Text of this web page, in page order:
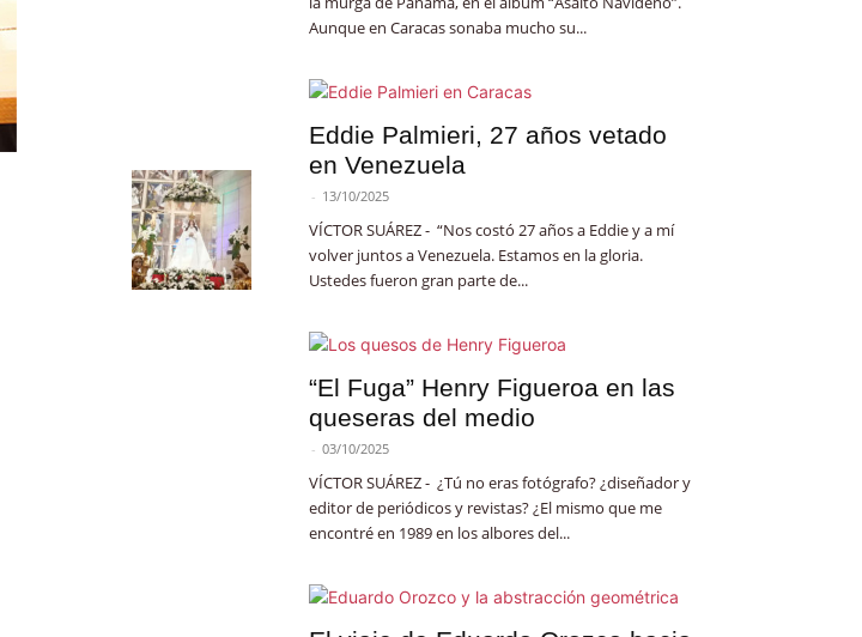
Aunque en Caracas sonaba mucho su...
Eddie Palmieri, 27 años vetado
en Venezuela
- 13/10/2025
VÍCTOR SUÁREZ - “Nos costó 27 años a Eddie y a mí
volver juntos a Venezuela. Estamos en la gloria.
Ustedes fueron gran parte de...
“El Fuga” Henry Figueroa en las
queseras del medio
- 03/10/2025
VÍCTOR SUÁREZ - ¿Tú no eras fotógrafo? ¿diseñador y
editor de periódicos y revistas? ¿El mismo que me
encontré en 1989 en los albores del...